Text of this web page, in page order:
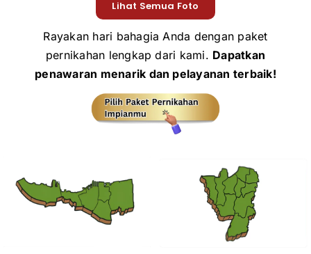
Lihat Semua Foto
Rayakan hari bahagia Anda dengan paket
pernikahan lengkap dari kami. Dapatkan
penawaran menarik dan pelayanan terbaik!